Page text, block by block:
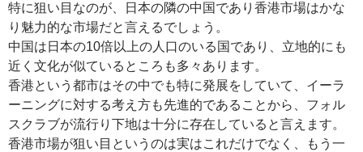
特に狙い目なのが、日本の隣の中国であり香港市場はかな
り魅力的な市場だと言えるでしょう。
中国は日本の10倍以上の人口のいる国であり、立地的にも
近く文化が似ているところも多々あります。
香港という都市はその中でも特に発展をしていて、イーラ
ーニングに対する考え方も先進的であることから、フォル
スクラブが流行り下地は十分に存在していると言えます。
香港市場が狙い目というのは実はこれだけでなく、もう一